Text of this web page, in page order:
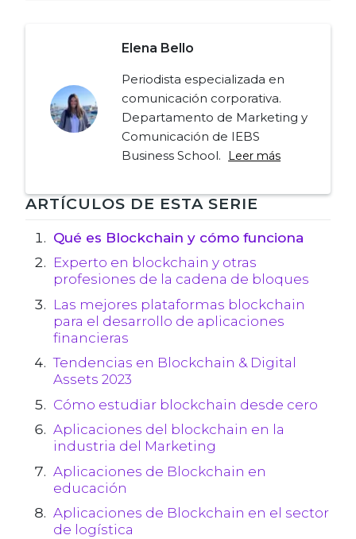
Elena Bello
Periodista especializada en
comunicación corporativa.
Departamento de Marketing y
Comunicación de IEBS
Business School.
Leer más
Navegación
de
entradas
ARTÍCULOS DE ESTA SERIE
Qué es Blockchain y cómo funciona
Experto en blockchain y otras
profesiones de la cadena de bloques
Las mejores plataformas blockchain
para el desarrollo de aplicaciones
financieras
Tendencias en Blockchain & Digital
Assets 2023
Cómo estudiar blockchain desde cero
Aplicaciones del blockchain en la
industria del Marketing
Aplicaciones de Blockchain en
educación
Aplicaciones de Blockchain en el sector
de logística